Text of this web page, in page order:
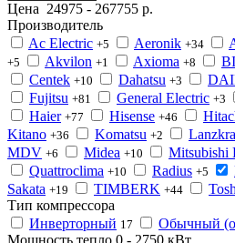
Цена 24975 - 267755 р.
Производитель
Ac Electric +5 Aeronik +34
+5 Akvilon +1 Axioma +8
Centek +10 Dahatsu +3
Fujitsu +81 General Electric +3
Haier +77 Hisense +46
Kitano +36 Komatsu +2
MDV +6 Midea +10 Mitsubishi
Quattroclima +10 Radius +5
Sakata +19 TIMBERK +44
Тип компрессора
Инверторный 17 Обычный
Мощность тепло 0 - 2750 кВт